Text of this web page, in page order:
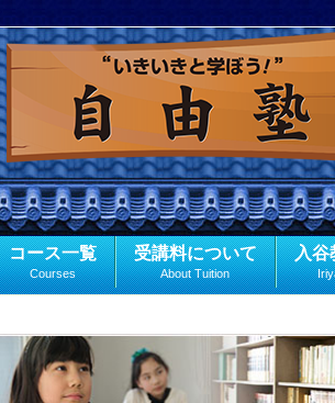
コース一覧
Courses
受講料について
About Tuition
入谷